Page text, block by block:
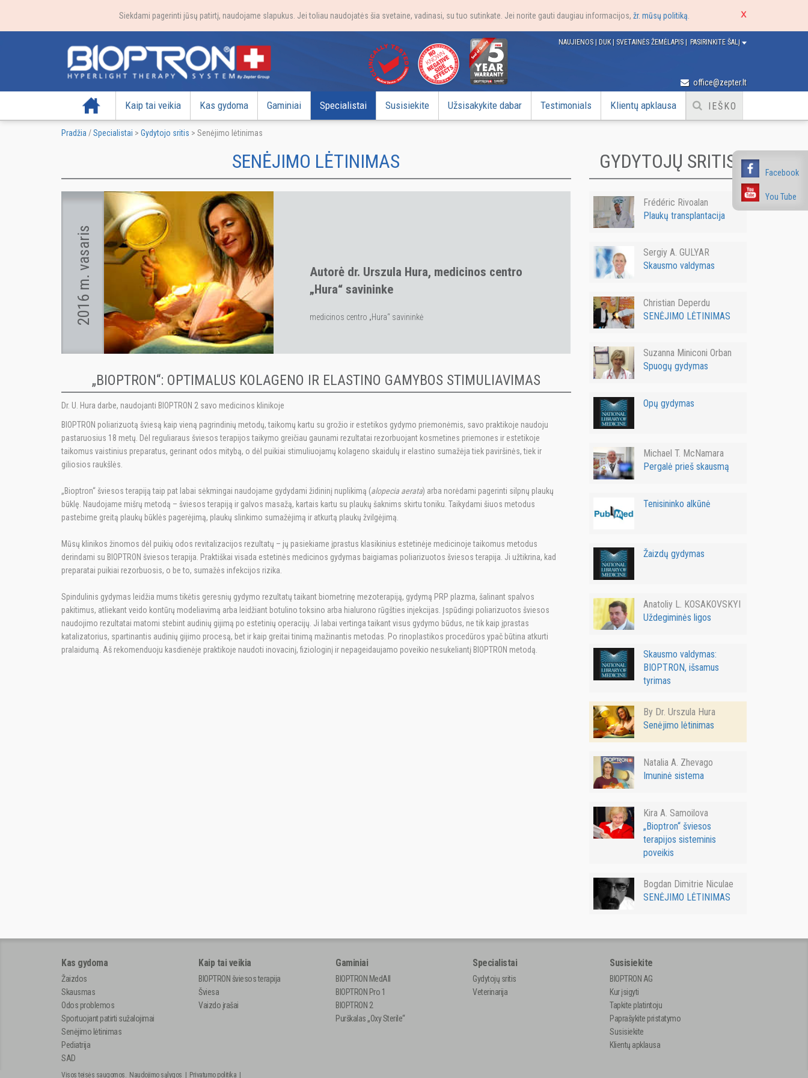
Siekdami pagerinti jūsų patirtį, naudojame slapukus. Jei toliau naudojatės šia svetaine, vadinasi, su tuo sutinkate. Jei norite gauti daugiau informacijos, žr. mūsų politiką
Facebook
You Tube
PASIRINKITE ŠALĮ
NAUJIENOS | DUK | SVETAINĖS ŽEMĖLAPIS |
office@zepter.lt
Pradžia Kaip tai veikia Kas gydoma Gaminiai Specialistai Susisiekite Užsisakykite dabar Testimonials Klientų apklausa
Pradžia /Specialistai > Gydytojo sritis > Senėjimo lėtinimas
SENĖJIMO LĖTINIMAS
2016 m. vasaris
Autorė dr. Urszula Hura, medicinos centro
„Hura“ savininke
medicinos centro „Hura“ savininkė
„BIOPTRON“: OPTIMALUS KOLAGENO IR ELASTINO GAMYBOS STIMULIAVIMAS
Dr. U. Hura darbe, naudojanti BIOPTRON 2 savo medicinos klinikoje
BIOPTRON poliarizuotą šviesą kaip vieną pagrindinių metodų, taikomų kartu su grožio ir estetikos gydymo priemonėmis, savo praktikoje naudoju
pastaruosius 18 metų. Dėl reguliaraus šviesos terapijos taikymo greičiau gaunami rezultatai rezorbuojant kosmetines priemones ir estetikoje
taikomus vaistinius preparatus, gerinant odos mitybą, o dėl puikiai stimuliuojamų kolageno skaidulų ir elastino sumažėja tiek paviršinės, tiek ir
giliosios raukšlės.
„Bioptron“ šviesos terapiją taip pat labai sėkmingai naudojame gydydami židininį nuplikimą (alopecia aerata) arba norėdami pagerinti silpnų plaukų
būklę. Naudojame mišrų metodą – šviesos terapiją ir galvos masažą, kartais kartu su plaukų šaknims skirtu toniku. Taikydami šiuos metodus
pastebime greitą plaukų būklės pagerėjimą, plaukų slinkimo sumažėjimą ir atkurtą plaukų žvilgėjimą.
Mūsų klinikos žinomos dėl puikių odos revitalizacijos rezultatų – jų pasiekiame įprastus klasikinius estetinėje medicinoje taikomus metodus
derindami su BIOPTRON šviesos terapija. Praktiškai visada estetinės medicinos gydymas baigiamas poliarizuotos šviesos terapija. Ji užtikrina, kad
preparatai puikiai rezorbuosis, o be to, sumažės infekcijos rizika.
Spindulinis gydymas leidžia mums tikėtis geresnių gydymo rezultatų taikant biometrinę mezoterapiją, gydymą PRP plazma, šalinant spalvos
pakitimus, atliekant veido kontūrų modeliavimą arba leidžiant botulino toksino arba hialurono rūgšties injekcijas. Įspūdingi poliarizuotos šviesos
naudojimo rezultatai matomi stebint audinių gijimą po estetinių operacijų. Ji labai vertinga taikant visus gydymo būdus, ne tik kaip įprastas
katalizatorius, spartinantis audinių gijimo procesą, bet ir kaip greitai tinimą mažinantis metodas. Po rinoplastikos procedūros ypač būtina atkurti
pralaidumą. Aš rekomenduoju kasdienėje praktikoje naudoti inovacinį, fiziologinį ir nepageidaujamo poveikio nesukeliantį BIOPTRON metodą.
GYDYTOJŲ SRITIS
Frédéric Rivoalan
Plaukų transplantacija
Sergiy A. GULYAR
Skausmo valdymas
Christian Deperdu
SENĖJIMO LĖTINIMAS
Suzanna Miniconi Orban
Spuogų gydymas
Opų gydymas
Michael T. McNamara
Pergalė prieš skausmą
Tenisininko alkūnė
Žaizdų gydymas
Anatoliy L. KOSAKOVSKYI
Uždegiminės ligos
Skausmo valdymas:
BIOPTRON, išsamus
tyrimas
By Dr. Urszula Hura
Senėjimo lėtinimas
Natalia A. Zhevago
Imuninė sistema
Kira A. Samoilova
„Bioptron“ šviesos
terapijos sisteminis
poveikis
Bogdan Dimitrie Niculae
SENĖJIMO LĖTINIMAS
Kas gydoma
Žaizdos
Skausmas
Odos problemos
Sportuojant patirti sužalojimai
Senėjimo lėtinimas
Pediatrija
SAD
Kaip tai veikia
BIOPTRON šviesos terapija
Šviesa
Vaizdo įrašai
Gaminiai
BIOPTRON MedAll
BIOPTRON Pro 1
BIOPTRON 2
Purškalas „Oxy Sterile“
Specialistai
Gydytojų sritis
Veterinarija
Susisiekite
BIOPTRON AG
Kur įsigyti
Tapkite platintoju
Paprašykite pristatymo
Susisiekite
Klientų apklausa
Visos teisės saugomos. Naudojimo sąlygos | Privatumo politika |